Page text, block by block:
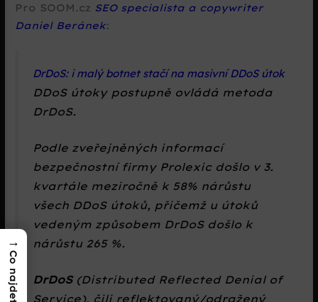
Pro SOOM.cz SEO specialista a copywriter
Daniel Beránek:
DrDoS: i malý botnet stačí na masivní DDoS útok
DDoS útoky postupně ovládá metoda
DrDoS.
Podle zveřejněných informací
bezpečnostní firmy Prolexic došlo v 3.
kvartále meziročně k 58% nárůstu
všech DDoS útoků, přičemž u útoků
vedeným způsobem DrDoS došlo k
nárůstu 265 %.
DrDoS(Distributed Reflected Denial of
Service), čili reflektovaný/odražený
→